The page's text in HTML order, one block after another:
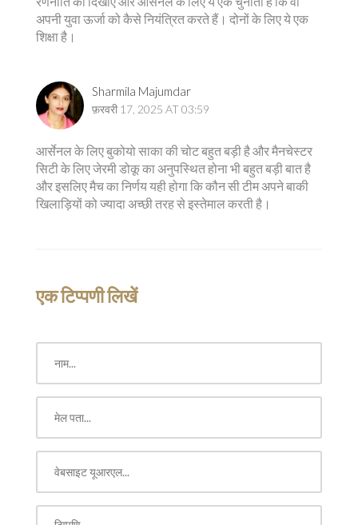
अपनी युवा ऊर्जा को कैसे नियंत्रित करते हैं। दोनों के लिए ये एक
शिक्षा है।
Sharmila Majumdar
फ़रवरी 17, 2025 AT 03:59
आर्सेनल के लिए बुकोयो साका की चोट बहुत बड़ी है और मैनचेस्टर
सिटी के लिए जेरमी डोकू का अनुपस्थित होना भी बहुत बड़ी बात है
और इसलिए मैच का निर्णय यही होगा कि कौन सी टीम अपने बाकी
खिलाड़ियों को ज्यादा अच्छी तरह से इस्तेमाल करती है।
एक टिप्पणी लिखें